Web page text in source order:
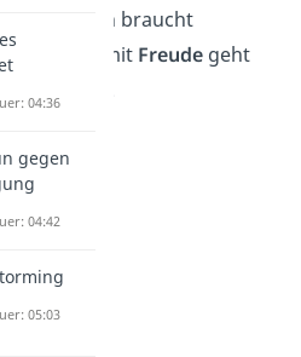
lernen braucht
— und mit Freude geht
04:36
gegen
04:42
05:03